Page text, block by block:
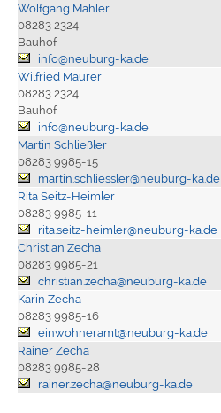
Wolfgang Mahler
08283 2324
Bauhof
info@neuburg-ka.de
Wilfried Maurer
08283 2324
Bauhof
info@neuburg-ka.de
Martin Schließler
08283 9985-15
martin.schliessler@neuburg-ka.de
Rita Seitz-Heimler
08283 9985-11
rita.seitz-heimler@neuburg-ka.de
Christian Zecha
08283 9985-21
christian.zecha@neuburg-ka.de
Karin Zecha
08283 9985-16
einwohneramt@neuburg-ka.de
Rainer Zecha
08283 9985-28
rainer.zecha@neuburg-ka.de